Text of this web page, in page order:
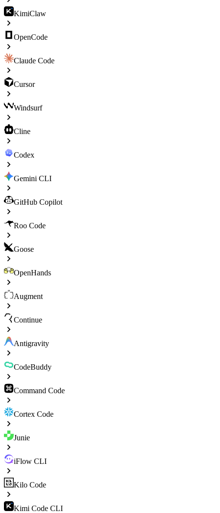
KimiClaw
OpenCode
Claude Code
Cursor
Windsurf
Cline
Codex
Gemini CLI
GitHub Copilot
Roo Code
Goose
OpenHands
Augment
Continue
Antigravity
CodeBuddy
Command Code
Cortex Code
Junie
iFlow CLI
Kilo Code
Kimi Code CLI